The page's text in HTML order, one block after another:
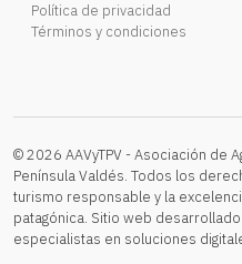
Política de privacidad
Términos y condiciones
© 2026 AAVyTPV - Asociación de
Península Valdés. Todos los
turismo responsable y la
patagónica. Sitio web
especialistas en soluciones